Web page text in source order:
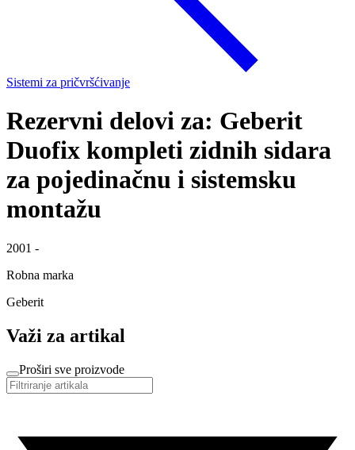
Sistemi za pričvršćivanje
Rezervni delovi za: Geberit
Duofix kompleti zidnih sidara
za pojedinačnu i sistemsku
montažu
2001 -
Robna marka
Geberit
Važi za artikal
Proširi sve proizvode